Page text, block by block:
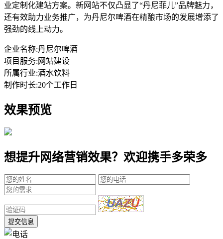
业定制化建站方案。新网站不仅凸显了“丹尼菲儿”品牌魅力，
还有效助力业务推广，为丹尼尔啤酒在精酿市场的发展增添了
强劲的线上动力。
企业名称:丹尼尔啤酒
项目服务: 网站建设
所属行业:酒水饮料
制作时长:20个工作日
效果预览
想提升网络营销效果？欢迎携手多荣多
提交信息